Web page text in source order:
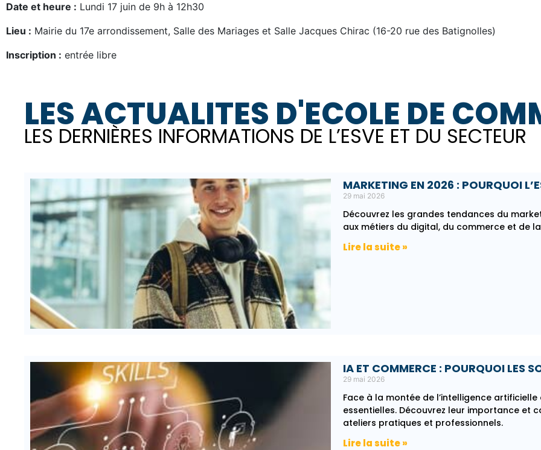
Date et heure : Lundi 17 juin de 9h à 12h30
Lieu : Mairie du 17e arrondissement, Salle des Mariages et Salle Jacques Chirac (16-20 rue des Batignolles)
Inscription : entrée libre
LES ACTUALITES D'ECOLE DE
LES DERNIÈRES INFORMATIONS DE L’ESVE ET DU SECTEUR
MARKETING EN 2026 : POURQUOI
29 mai 2026
Découvrez les grandes tendances du
aux métiers du digital, du commerce et de
Lire la suite »
IA ET COMMERCE : POURQUOI LES
29 mai 2026
Face à la montée de l’intelligence
essentielles. Découvrez leur importance et
ateliers pratiques et professionnels.
Lire la suite »